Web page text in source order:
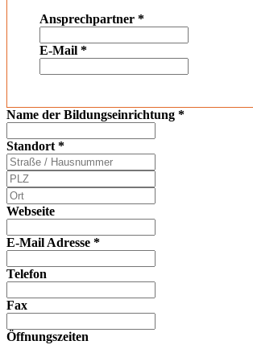
Ansprechpartner *
E-Mail *
Name der Bildungseinrichtung *
Standort *
Webseite
E-Mail Adresse *
Telefon
Fax
Öffnungszeiten